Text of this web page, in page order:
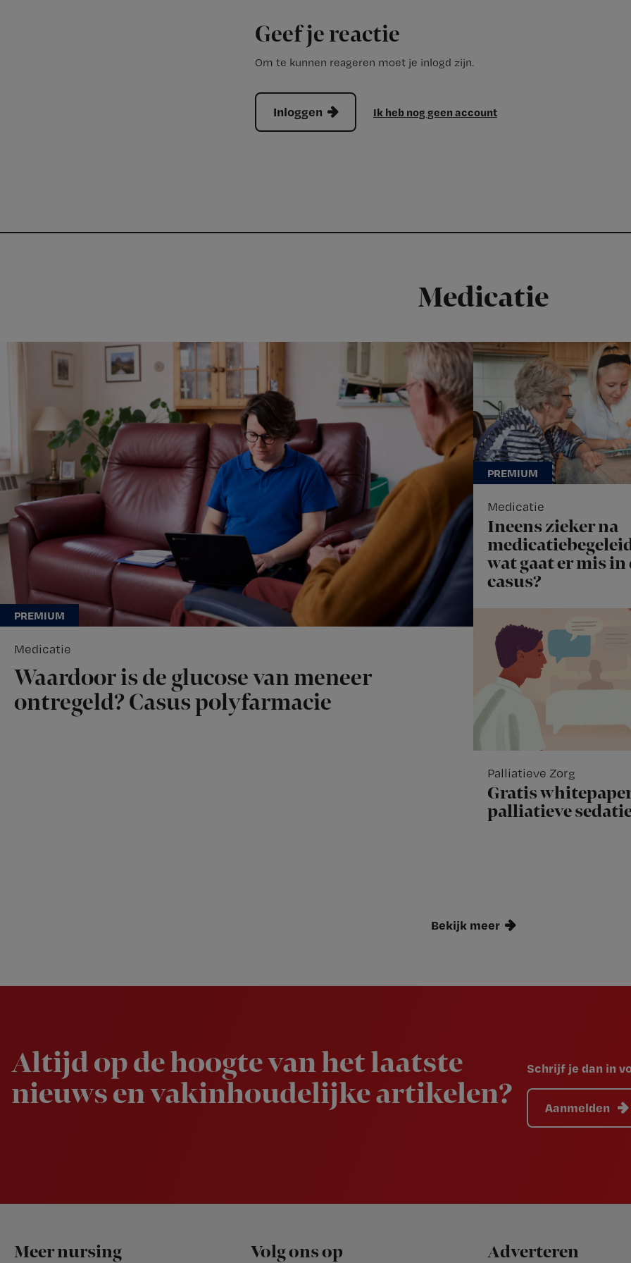
Geef je reactie
Om te kunnen reageren moet je inlogd zijn.
Inloggen Ik heb nog geen account
Medicatie
Medicatie
Waardoor is de glucose van meneer
ontregeld? Casus polyfarmacie
Medicatie
Ineens zieker na
wat gaat er mis in
casus?
Palliatieve Zorg
Gratis
palliatieve
Bekijk meer
Altijd op de hoogte van het laatste
nieuws en vakinhoudelijke artikelen?
Schrijf je dan in
Aanmelden
Footer
Meer nursing Volg ons op Adverteren